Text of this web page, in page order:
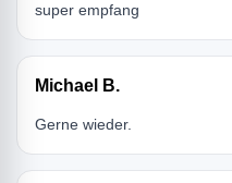
super empfang
Michael B.
Gerne wieder.